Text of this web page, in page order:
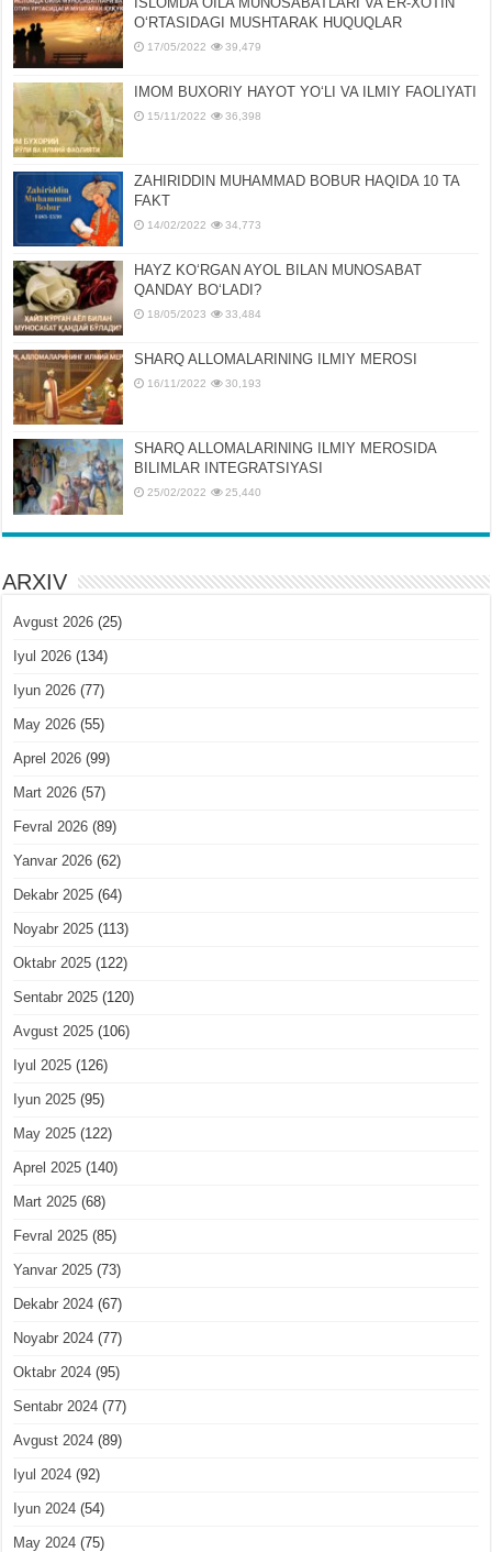
OʻRTASIDAGI MUSHTARAK HUQUQLAR
17/05/2022 39,479
IMOM BUXORIY HAYOT YOʻLI VA ILMIY FAOLIYATI
15/11/2022 36,398
ZAHIRIDDIN MUHAMMAD BOBUR HAQIDA 10 TA
FAKT
14/02/2022 34,773
HAYZ KOʻRGAN AYOL BILAN MUNOSABAT
QANDAY BOʻLADI?
18/05/2023 33,484
SHARQ ALLOMALARINING ILMIY MEROSI
16/11/2022 30,193
SHARQ ALLOMALARINING ILMIY MЕROSIDA
BILIMLAR INTЕGRATSIYASI
25/02/2022 25,440
ARXIV
Avgust 2026 (25)
Iyul 2026 (134)
Iyun 2026 (77)
May 2026 (55)
Aprel 2026 (99)
Mart 2026 (57)
Fevral 2026 (89)
Yanvar 2026 (62)
Dekabr 2025 (64)
Noyabr 2025 (113)
Oktabr 2025 (122)
Sentabr 2025 (120)
Avgust 2025 (106)
Iyul 2025 (126)
Iyun 2025 (95)
May 2025 (122)
Aprel 2025 (140)
Mart 2025 (68)
Fevral 2025 (85)
Yanvar 2025 (73)
Dekabr 2024 (67)
Noyabr 2024 (77)
Oktabr 2024 (95)
Sentabr 2024 (77)
Avgust 2024 (89)
Iyul 2024 (92)
Iyun 2024 (54)
May 2024 (75)